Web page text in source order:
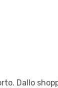
Dallo